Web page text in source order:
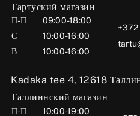
Тартуский магазин
П-П
09:00-18:00
С
10:00-16:00
В
10:00-16:00
Kadaka tee 4, 12618
Таллиннский магазин
П-П 10:00-19:00